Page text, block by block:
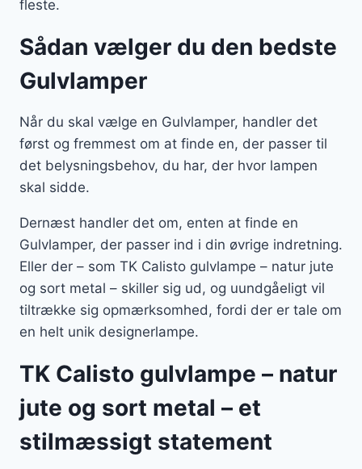
fleste.
Sådan vælger du den bedste
Gulvlamper
Når du skal vælge en Gulvlamper, handler det
først og fremmest om at finde en, der passer til
det belysningsbehov, du har, der hvor lampen
skal sidde.
Dernæst handler det om, enten at finde en
Gulvlamper, der passer ind i din øvrige indretning.
Eller der – som TK Calisto gulvlampe – natur jute
og sort metal – skiller sig ud, og uundgåeligt vil
tiltrække sig opmærksomhed, fordi der er tale om
en helt unik designerlampe.
TK Calisto gulvlampe – natur
jute og sort metal – et
stilmæssigt statement